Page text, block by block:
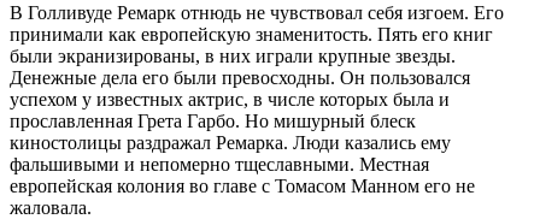
В Голливуде Ремарк отнюдь не чувствовал себя изгоем. Его
принимали как европейскую знаменитость. Пять его книг
были экранизированы, в них играли крупные звезды.
Денежные дела его были превосходны. Он пользовался
успехом у известных актрис, в числе которых была и
прославленная Грета Гарбо. Но мишурный блеск
киностолицы раздражал Ремарка. Люди казались ему
фальшивыми и непомерно тщеславными. Местная
европейская колония во главе с Томасом Манном его не
жаловала.